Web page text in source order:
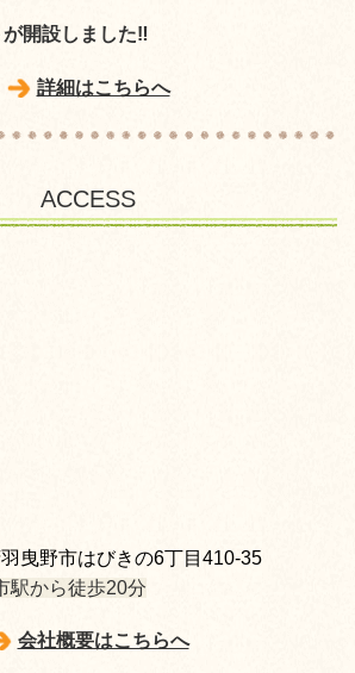
開設しました‼
詳細はこちらへ
ACCESS
曳野市はびきの6丁目410-35
から徒歩20分
会社概要はこちらへ